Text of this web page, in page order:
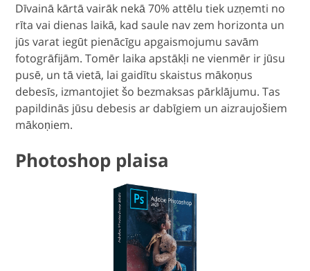
Dīvainā kārtā vairāk nekā 70% attēlu tiek uzņemti no
rīta vai dienas laikā, kad saule nav zem horizonta un
jūs varat iegūt pienācīgu apgaismojumu savām
fotogrāfijām. Tomēr laika apstākļi ne vienmēr ir jūsu
pusē, un tā vietā, lai gaidītu skaistus mākoņus
debesīs, izmantojiet šo bezmaksas pārklājumu. Tas
papildinās jūsu debesis ar dabīgiem un aizraujošiem
mākoņiem.
Photoshop plaisa